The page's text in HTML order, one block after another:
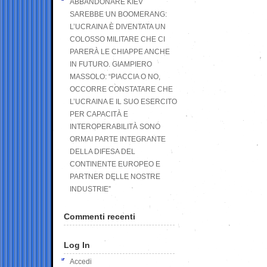
ABBANDONARE KIEV
SAREBBE UN BOOMERANG:
L’UCRAINA È DIVENTATA UN
COLOSSO MILITARE CHE CI
PARERÀ LE CHIAPPE ANCHE
IN FUTURO. GIAMPIERO
MASSOLO: “PIACCIA O NO,
OCCORRE CONSTATARE CHE
L’UCRAINA E IL SUO ESERCITO
PER CAPACITÀ E
INTEROPERABILITÀ SONO
ORMAI PARTE INTEGRANTE
DELLA DIFESA DEL
CONTINENTE EUROPEO E
PARTNER DELLE NOSTRE
INDUSTRIE”
Commenti recenti
Log In
Accedi